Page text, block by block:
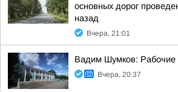
основных дорог
назад
Вчера, 21:01
Вадим Шумков: Рабочие
Вчера, 20:37